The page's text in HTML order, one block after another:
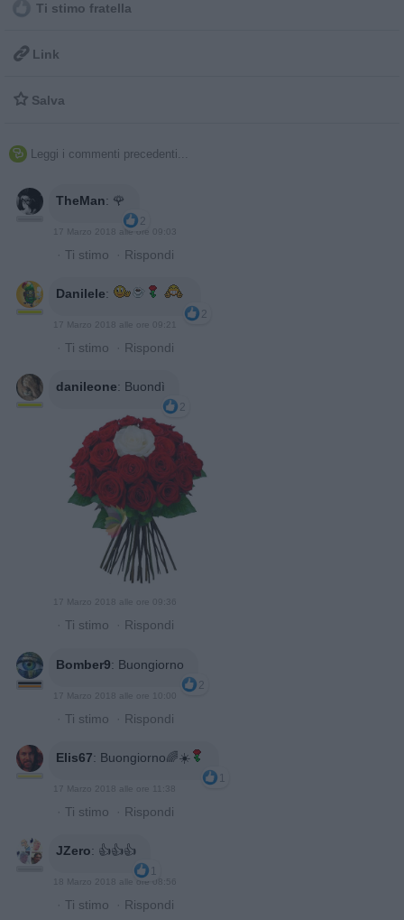
Ti stimo fratella
 Link
 Salva
 Leggi i commenti precedenti...
TheMan: 🌹
2
17 Marzo 2018 alle ore 09:03
· Ti stimo · Rispondi
Danilele:
2
17 Marzo 2018 alle ore 09:21
· Ti stimo · Rispondi
danileone: Buondì
2
17 Marzo 2018 alle ore 09:36
· Ti stimo · Rispondi
Bomber9: Buongiorno
2
17 Marzo 2018 alle ore 10:00
· Ti stimo · Rispondi
Elis67: Buongiorno🌈☀️
1
17 Marzo 2018 alle ore 11:38
· Ti stimo · Rispondi
JZero: 👍👍👍
1
18 Marzo 2018 alle ore 08:56
· Ti stimo · Rispondi